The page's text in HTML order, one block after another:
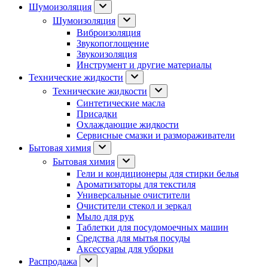
Шумоизоляция
Шумоизоляция
Виброизоляция
Звукопоглощение
Звукоизоляция
Инструмент и другие материалы
Технические жидкости
Технические жидкости
Синтетические масла
Присадки
Охлаждающие жидкости
Сервисные смазки и размораживатели
Бытовая химия
Бытовая химия
Гели и кондиционеры для стирки белья
Ароматизаторы для текстиля
Универсальные очистители
Очистители стекол и зеркал
Мыло для рук
Таблетки для посудомоечных машин
Средства для мытья посуды
Аксессуары для уборки
Распродажа